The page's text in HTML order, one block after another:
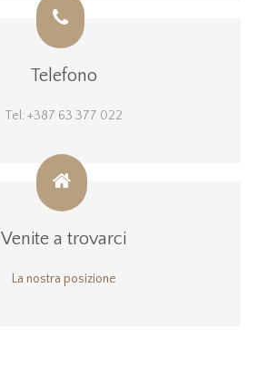
Telefono
Tel: +387 63 377 022
Venite a trovarci
La nostra posizione